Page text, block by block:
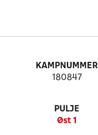
KAMPNUMMER
180847
PULJE
Øst 1